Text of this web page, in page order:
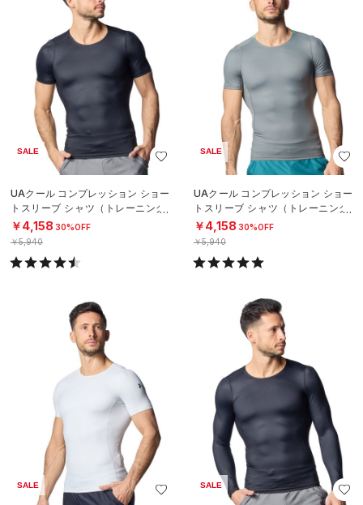
SALE
UAクール コンプレッション ショー
トスリーブ シャツ（トレーニング/
MEN）
￥4,158 30%OFF
￥5,940
SALE
UAクール コンプレッション ショー
トスリーブ シャツ（トレーニング/
MEN）
￥4,158 30%OFF
￥5,940
SALE SALE